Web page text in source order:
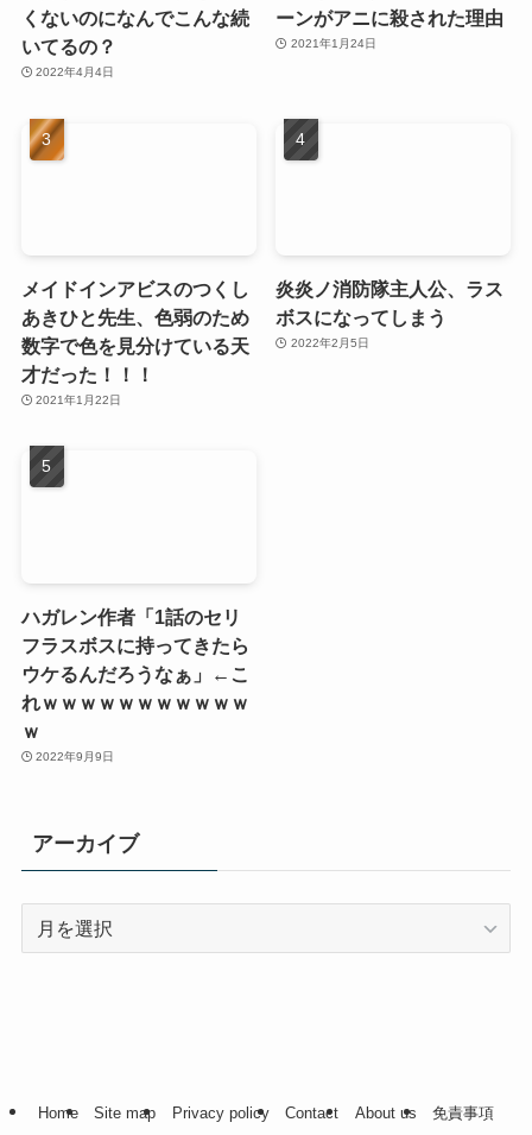
くないのになんでこんな続
いてるの？
2022年4月4日
ーンがアニに殺された理由
2021年1月24日
メイドインアビスのつくし
あきひと先生、色弱のため
数字で色を見分けている天
才だった！！！
2021年1月22日
炎炎ノ消防隊主人公、ラス
ボスになってしまう
2022年2月5日
ハガレン作者「1話のセリ
フラスボスに持ってきたら
ウケるんだろうなぁ」←こ
れｗｗｗｗｗｗｗｗｗｗｗ
ｗ
2022年9月9日
アーカイブ
Home Site map Privacy policy Contact About us 免責事項